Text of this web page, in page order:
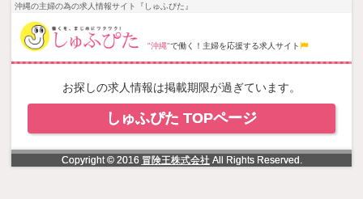
NowLoading
沖縄の主婦の為の求人情報サイト『しゅふぴた』
"沖縄"で働く！主婦を応援する求人サイト
お探しの求人情報は掲載期限が過ぎています。
しゅふぴた TOPページ
Copyright © 2016 冒険王株式会社All Rights Reserved.